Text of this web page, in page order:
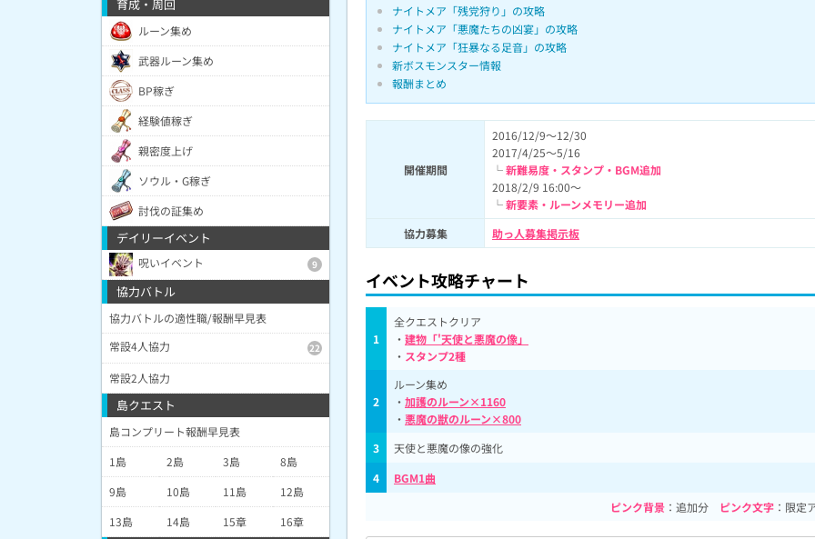
ナイトメア「残党狩り」の攻略
ナイトメア「悪魔たちの凶宴」の攻略
ナイトメア「狂暴なる足音」の攻略
新ボスモンスター情報
報酬まとめ
開催期間
2016/12/9～12/30
2017/4/25～5/16
└新難易度・スタンプ・BGM追加
2018/2/9 16:00～
└新要素・ルーンメモリー追加
協力募集
助っ人募集掲示板
イベント攻略チャート
1
全クエストクリア
・ 建物「'天使と悪魔の像」
・ スタンプ2種
2
ルーン集め
・ 加護のルーン×1160
・ 悪魔の獣のルーン×800
3
天使と悪魔の像の強化
4
BGM1曲
ピンク背景 ：追加分 ピンク文字 ：限定
育成・周回
ルーン集め
武器ルーン集め
BP稼ぎ
経験値稼ぎ
親密度上げ
ソウル・G稼ぎ
討伐の証集め
デイリーイベント
呪いイベント 9
協力バトル
協力バトルの適性職/報酬早見表
常設4人協力
22
常設2人協力
島クエスト
島コンプリート報酬早見表
1島
2島 3島
8島
9島
10島 11島
12島
13島
14島 15章 16章